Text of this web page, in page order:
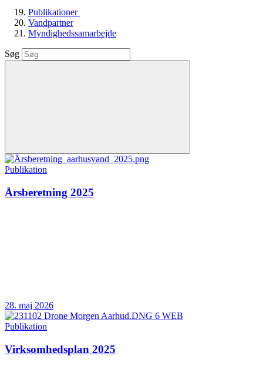
Publikationer
Vandpartner
Myndighedssamarbejde
Søg
Publikation
Årsberetning 2025
28. maj 2026
Publikation
Virksomhedsplan 2025